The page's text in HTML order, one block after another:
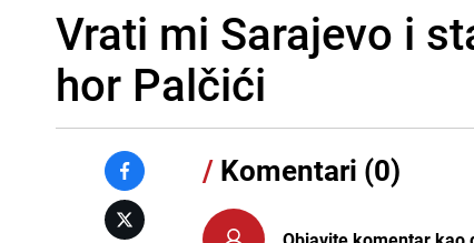
Vrati mi Sarajevo i
hor Palčići
/ Komentari (0)